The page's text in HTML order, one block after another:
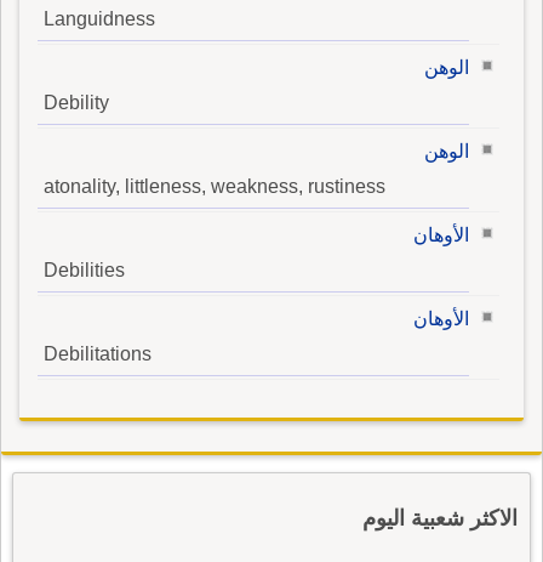
Languidness
الوهن
Debility
الوهن
atonality, littleness, weakness, rustiness
الأوهان
Debilities
الأوهان
Debilitations
الاكثر شعبية اليوم